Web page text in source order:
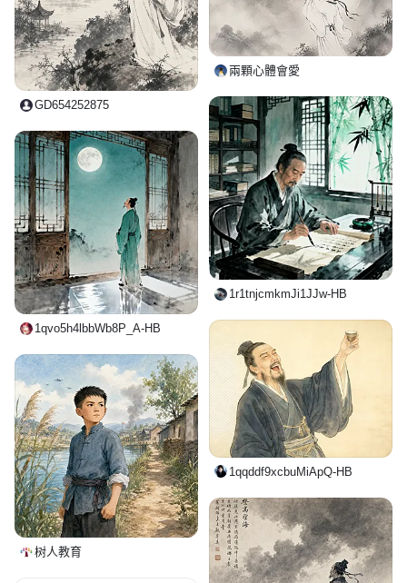
GD654252875
兩顆心體會愛
1r1tnjcmkmJi1JJw-HB
1qvo5h4lbbWb8P_A-HB
1qqddf9xcbuMiApQ-HB
树人教育